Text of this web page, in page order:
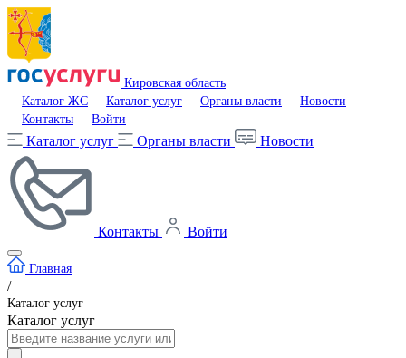
Кировская область
Каталог ЖС
Каталог услуг Органы власти
Новости
Контакты
Войти
Каталог услуг Органы власти Новости
Контакты Войти
Главная
/
Каталог услуг
Каталог услуг